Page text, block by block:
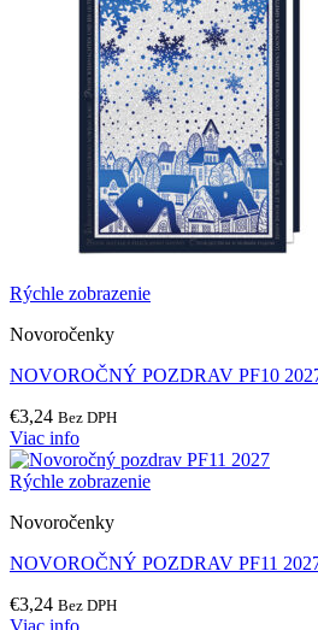
Rýchle zobrazenie
Novoročenky
NOVOROČNÝ POZDRAV PF10
€3,24 Bez DPH
Viac info
Rýchle zobrazenie
Novoročenky
NOVOROČNÝ POZDRAV PF11
€3,24 Bez DPH
Viac info